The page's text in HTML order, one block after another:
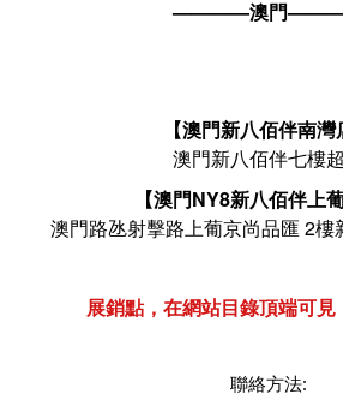
————澳門
【澳門新八佰伴南灣
澳門新八佰伴七樓
【澳門NY8新八佰伴上
澳門路氹射擊路上葡京尚品匯 2樓
展銷點，在網站目錄頂端可見
聯絡方法: